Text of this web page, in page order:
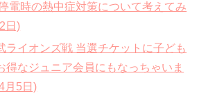
電時の熱中症対策について考えてみ
日)
ライオンズ戦 当選チケットに子ども
得なジュニア会員にもなっちゃいま
月5日)